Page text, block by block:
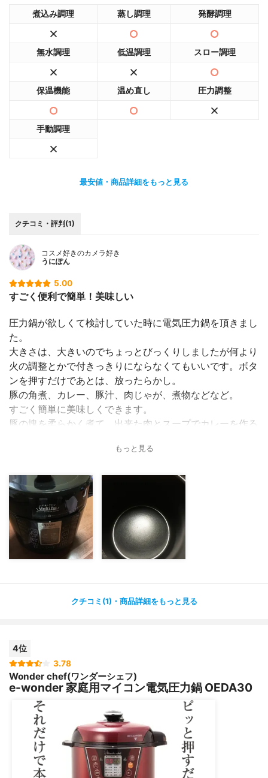
煮込み調理 蒸し調理 発酵調理
無水調理 低温調理 スロー調理
保温機能 温め直し 圧力調整
手動調理
最安値・商品詳細をもっと見る
クチコミ・評判(1)
コスメ好きのカメラ好き
うにぽん
5.00
すごく便利で簡単！美味しい
圧力鍋が欲しくて検討していた時に電気圧力鍋を頂きまし
た。
大きさは、大きいのでちょっとびっくりしましたが何より
火の調整とかで付きっきりにならなくてもいいです。ボタ
ンを押すだけであとは、放ったらかし。
豚の角煮、カレー、豚汁、肉じゃが、煮物などなど。
すごく簡単に美味しくできます。
豚の塊を柔らかく煮て、出来た肉とスープでカレーを作る
ご飯も炊けますが炊飯器に劣るかな。
けど。
もっと見る
クチコミ(1)・商品詳細をもっと見る
4位
3.78
Wonder chef(ワンダーシェフ)
e-wonder 家庭用マイコン電気圧力鍋 OEDA30